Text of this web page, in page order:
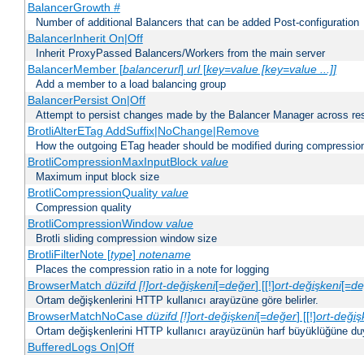
BalancerGrowth #
Number of additional Balancers that can be added Post-configuration
BalancerInherit On|Off
Inherit ProxyPassed Balancers/Workers from the main server
BalancerMember [balancerurl] url[key=value [key=value ...]]
Add a member to a load balancing group
BalancerPersist On|Off
Attempt to persist changes made by the Balancer Manager across
BrotliAlterETag AddSuffix|NoChange|Remove
How the outgoing ETag header should be modified during
BrotliCompressionMaxInputBlock value
Maximum input block size
BrotliCompressionQuality value
Compression quality
BrotliCompressionWindow value
Brotli sliding compression window size
BrotliFilterNote [type] notename
Places the compression ratio in a note for logging
BrowserMatch düzifd [!]ort-değişkeni[=değer] [[!]ort-değişkeni[=
Ortam değişkenlerini HTTP kullanıcı arayüzüne göre belirler.
BrowserMatchNoCase düzifd [!]ort-değişkeni[=değer] [[!]ort-
Ortam değişkenlerini HTTP kullanıcı arayüzünün harf büyüklüğüne
BufferedLogs On|Off